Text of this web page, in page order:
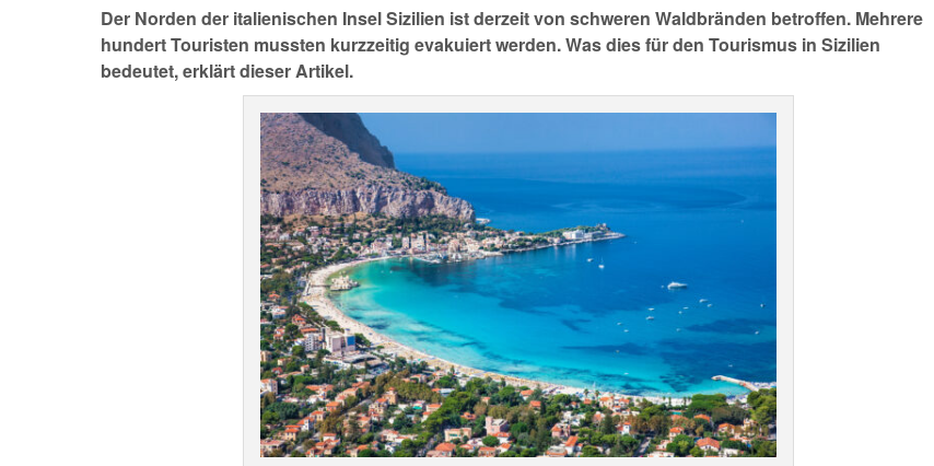
Der Norden der italienischen Insel Sizilien ist derzeit von schweren Waldbränden betroffen. Mehrere
hundert Touristen mussten kurzzeitig evakuiert werden. Was dies für den Tourismus in Sizilien
bedeutet, erklärt dieser Artikel.